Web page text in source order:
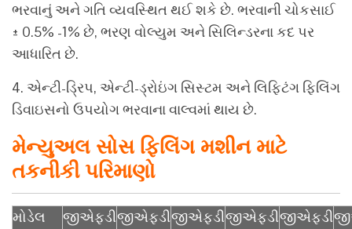
ભરવાનું અને ગતિ વ્યવસ્થિત થઈ શકે છે. ભરવાની ચોકસાઈ
± 0.5% -1% છે, ભરણ વોલ્યુમ અને સિલિન્ડરના કદ પર
આધારિત છે.
4. એન્ટી-ડ્રિપ, એન્ટી-ડ્રોઇંગ સિસ્ટમ અને લિફ્ટિંગ ફિલિંગ
ડિવાઇસનો ઉપયોગ ભરવાના વાલ્વમાં થાય છે.
મેન્યુઅલ સોસ ફિલિંગ મશીન માટે
તકનીકી પરિમાણો
મોડેલ
જીએફડીજીએફડીજીએફડીજીએફડીજીએફડી